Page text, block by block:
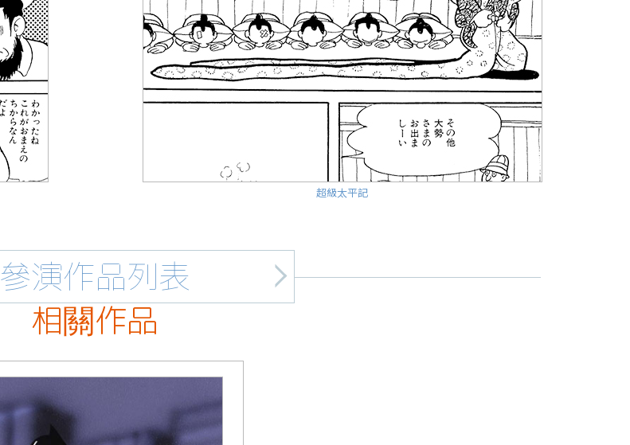
超級太平記
參演作品列表
相關作品